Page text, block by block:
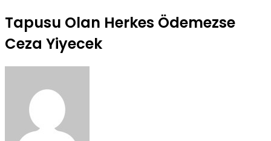
Tapusu Olan Herkes Ödemezse
Ceza Yiyecek